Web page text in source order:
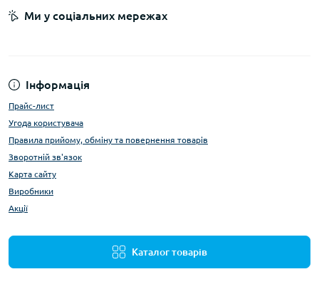
Інформація
Прайс-лист
Угода користувача
Правила прийому, обміну та повернення товарів
Зворотній зв'язок
Карта сайту
Виробники
Акції
Каталог товарів
Ми у соціальних мережах